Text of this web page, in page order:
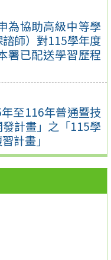
為協助高級中等學
師）對115學年度
署已配送學習歷程
至116年普通暨技
計畫」之「115學
計畫」